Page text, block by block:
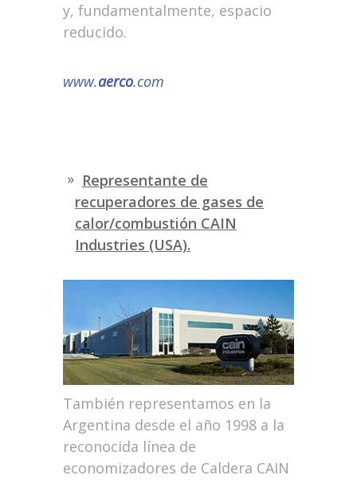
y, fundamentalmente, espacio
reducido.
www.aerco.com
Representante de
recuperadores de gases de
calor/combustión CAIN
Industries (USA).
También representamos en la
Argentina desde el año 1998 a la
reconocida línea de
economizadores de Caldera CAIN